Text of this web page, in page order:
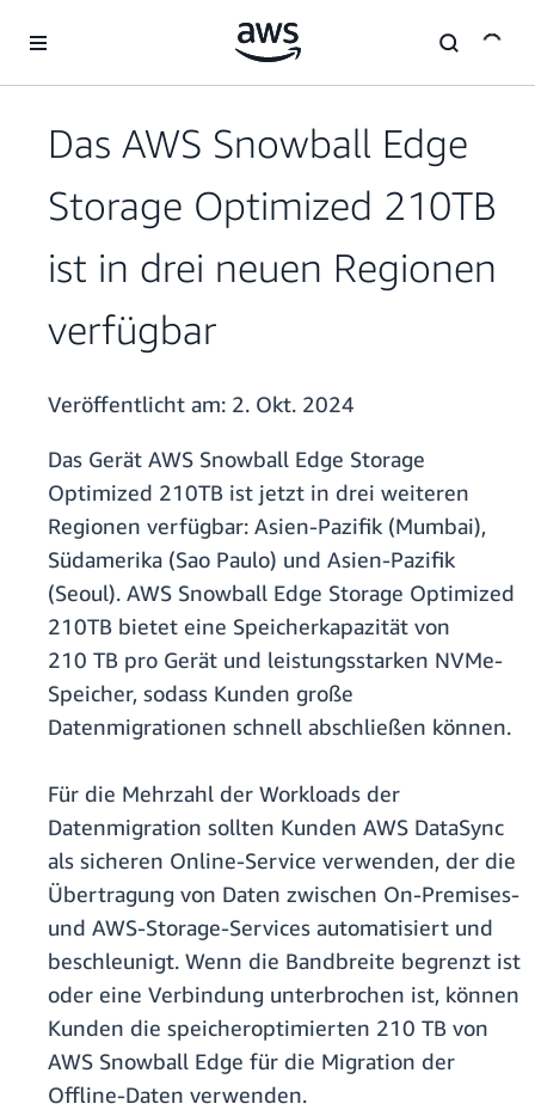
Überspringen zum Hauptinhalt
Das AWS Snowball Edge
Storage Optimized 210TB
ist in drei neuen Regionen
verfügbar
Veröffentlicht am: 2. Okt. 2024
Das Gerät AWS Snowball Edge Storage
Optimized 210TB ist jetzt in drei weiteren
Regionen verfügbar: Asien-Pazifik (Mumbai),
Südamerika (Sao Paulo) und Asien-Pazifik
(Seoul). AWS Snowball Edge Storage Optimized
210TB bietet eine Speicherkapazität von
210 TB pro Gerät und leistungsstarken NVMe-
Speicher, sodass Kunden große
Datenmigrationen schnell abschließen können.
Für die Mehrzahl der Workloads der
Datenmigration sollten Kunden AWS DataSync
als sicheren Online-Service verwenden, der die
Übertragung von Daten zwischen On-Premises-
und AWS-Storage-Services automatisiert und
beschleunigt. Wenn die Bandbreite begrenzt ist
oder eine Verbindung unterbrochen ist, können
Kunden die speicheroptimierten 210 TB von
AWS Snowball Edge für die Migration der
Offline-Daten verwenden.